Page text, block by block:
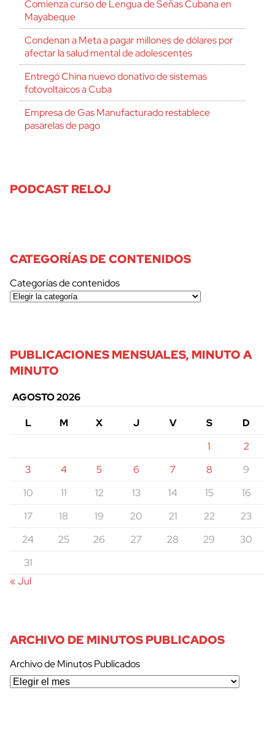
cerrar
Comienza curso de Lengua de Señas Cubana en
Mayabeque
Condenan a Meta a pagar millones de dólares por
afectar la salud mental de adolescentes
Entregó China nuevo donativo de sistemas
fotovoltaicos a Cuba
Empresa de Gas Manufacturado restablece
pasarelas de pago
PODCAST RELOJ
CATEGORÍAS DE CONTENIDOS
Categorías de contenidos
PUBLICACIONES MENSUALES, MINUTO A
MINUTO
AGOSTO 2026
L
M X J V S
D
1
2
3
4 5 6 7 8
9
10
11 12 13 14 15
16
17
18 19 20 21 22
23
24
25 26 27 28 29
30
31
« Jul
ARCHIVO DE MINUTOS PUBLICADOS
Archivo de Minutos Publicados